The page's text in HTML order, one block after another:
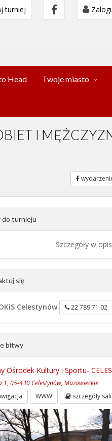
turniej
Head Twoje miasto
I
do turnieju
Szczegóły w
się
Celestynów 22 789 71 02
bitwy
Ośrodek Kultury i Sportu-
1, 05-430 Celestynów, Mazowieckie
WWW szczegóły sali